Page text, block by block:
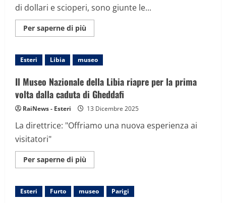
di dollari e scioperi, sono giunte le...
Per saperne di più
informazioni
Leribault
è
nuovo
direttore
del
Louvre
Esteri Libia museo
Il Museo Nazionale della Libia riapre per la prima
volta dalla caduta di Gheddafi
RaiNews - Esteri 13 Dicembre 2025
La direttrice: "Offriamo una nuova esperienza ai
visitatori"
Per saperne di più
informazioni
Museo
Nazionale
Esteri Furto museo Parigi